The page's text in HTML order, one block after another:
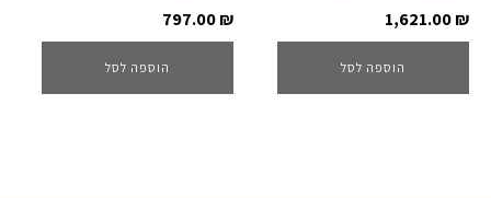
1,621.00₪
הוספה לסל
797.00₪
הוספה לסל